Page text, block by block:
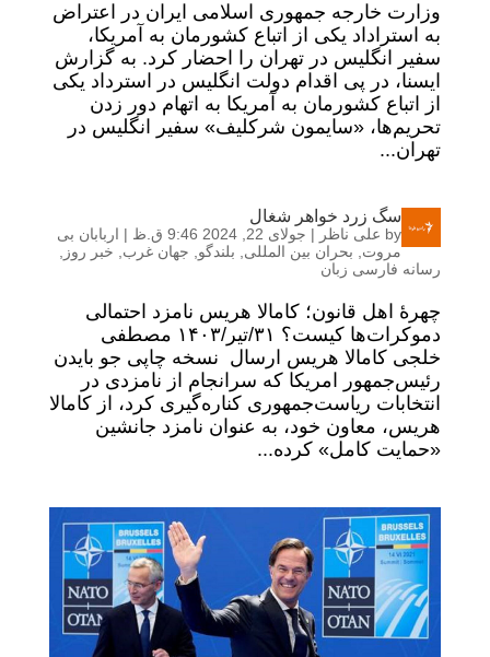
وزارت خارجه جمهوری اسلامی ایران در اعتراض
به استراداد یکی از اتباع کشورمان به آمریکا،
سفیر انگلیس در تهران را احضار کرد. به گزارش
ایسنا، در پی اقدام دولت انگلیس در استرداد یکی
از اتباع کشورمان به آمریکا به اتهام دور زدن
تحریم‌ها، «سایمون شرکلیف» سفیر انگلیس در
تهران...
سگ زرد خواهر شغال
by علی ناظر | جولای 22, 2024 9:46 ق.ظ | اربابان بی
مروت
بحران بین المللی بلندگو جهان غرب خبر روز
رسانه فارسی زبان
چهرۀ اهل قانون؛ کامالا هریس نامزد احتمالی
دموکرات‌ها کیست؟ ۳۱/تیر/۱۴۰۳ مصطفی
خلجی کامالا هریس ارسال نسخه چاپی جو بایدن
رئیس‌جمهور امریکا که سرانجام از نامزدی در
انتخابات ریاست‌جمهوری کناره‌گیری کرد، از کامالا
هریس، معاون خود، به عنوان نامزد جانشین
«حمایت کامل» کرده...